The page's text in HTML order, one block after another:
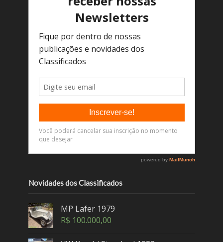
Novidades dos Classificados
MP Lafer 1979
R$ 100.000,00